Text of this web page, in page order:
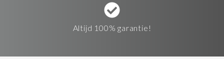
Altijd 100% garantie!